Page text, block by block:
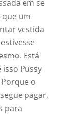
em se
que um
vestida
Está
Pussy
Porque o
pagar,
para